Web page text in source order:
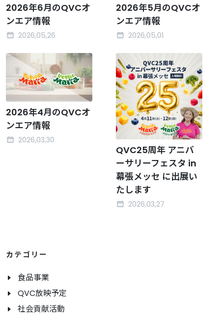
2026年6月のQVCオ
ンエア情報
2026,05,26
2026年5月のQVCオ
ンエア情報
2026,05,01
2026年4月のQVCオ
ンエア情報
2026,03,30
QVC25周年 アニバ
ーサリーフェスタ in
幕張メッセ に出展い
たします
2026,03,27
カテゴリー
食品事業
QVC放映予定
社会貢献活動